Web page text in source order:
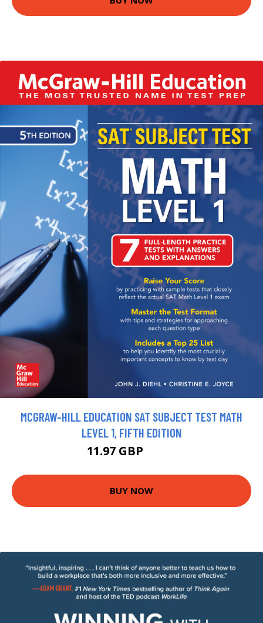
MCGRAW-HILL EDUCATION SAT SUBJECT TEST MATH
LEVEL 1, FIFTH EDITION
11.97 GBP
BUY NOW